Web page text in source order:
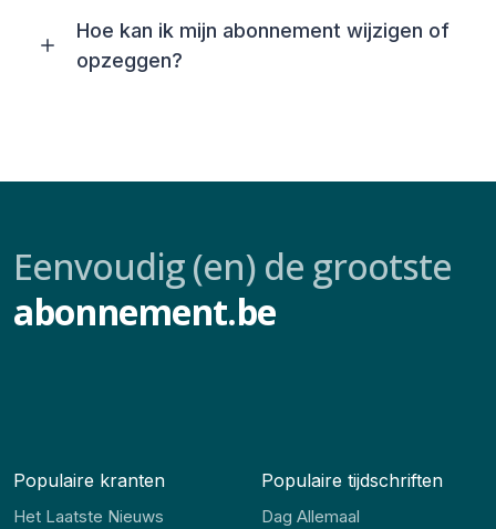
Hoe kan ik mijn abonnement wijzigen of
opzeggen?
Eenvoudig (en) de grootste
abonnement.be
Populaire kranten
Het Laatste Nieuws
Populaire tijdschriften
Dag Allemaal